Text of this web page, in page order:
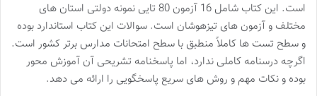
است. این کتاب شامل 16 آزمون 80 تایی نمونه دولتی استان های
مختلف و آزمون های تیزهوشان است. سوالات این کتاب استاندارد بوده
و سطح تست ها کاملاً منطبق با سطح امتحانات مدارس برتر کشور است.
اگرچه درسنامه کاملی ندارد، اما پاسخنامه تشریحی آن آموزش محور
بوده و نکات مهم و روش های سریع پاسخگویی را ارائه می دهد.